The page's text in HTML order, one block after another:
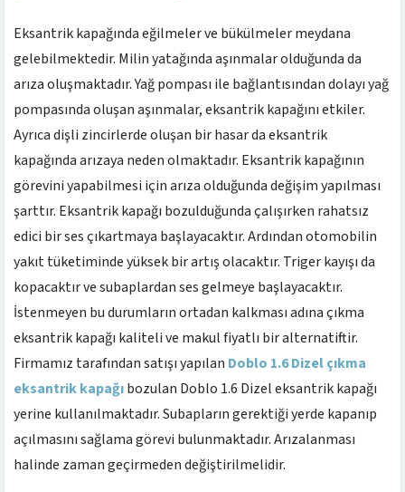
Eksantrik kapağında eğilmeler ve bükülmeler meydana
gelebilmektedir. Milin yatağında aşınmalar olduğunda da
arıza oluşmaktadır. Yağ pompası ile bağlantısından dolayı yağ
pompasında oluşan aşınmalar, eksantrik kapağını etkiler.
Ayrıca dişli zincirlerde oluşan bir hasar da eksantrik
kapağında arızaya neden olmaktadır. Eksantrik kapağının
görevini yapabilmesi için arıza olduğunda değişim yapılması
şarttır. Eksantrik kapağı bozulduğunda çalışırken rahatsız
edici bir ses çıkartmaya başlayacaktır. Ardından otomobilin
yakıt tüketiminde yüksek bir artış olacaktır. Triger kayışı da
kopacaktır ve subaplardan ses gelmeye başlayacaktır.
İstenmeyen bu durumların ortadan kalkması adına çıkma
eksantrik kapağı kaliteli ve makul fiyatlı bir alternatiftir.
Firmamız tarafından satışı yapılan Doblo 1.6 Dizel çıkma
eksantrik kapağıbozulan Doblo 1.6 Dizel eksantrik kapağı
yerine kullanılmaktadır. Subapların gerektiği yerde kapanıp
açılmasını sağlama görevi bulunmaktadır. Arızalanması
halinde zaman geçirmeden değiştirilmelidir.